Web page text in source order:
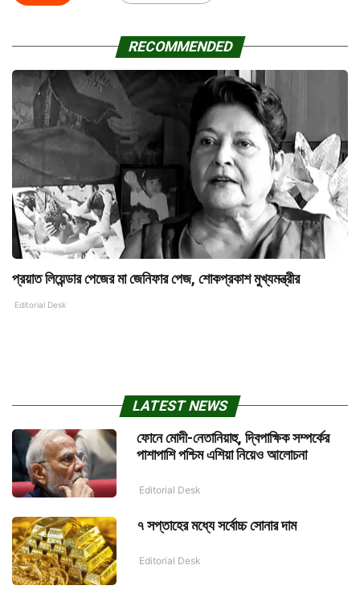
RECOMMENDED
প্রয়াত লিয়েন্ডার পেজের মা জেনিফার পেজ, শোকপ্রকাশ মুখ্যমন্ত্রীর
Editorial Desk
LATEST NEWS
ফোনে মোদী-নেতানিয়াহু, দ্বিপাক্ষিক সম্পর্কের
পাশাপাশি পশ্চিম এশিয়া নিয়েও আলোচনা
Editorial Desk
৭ সপ্তাহের মধ্যে সর্বোচ্চ সোনার দাম
Editorial Desk